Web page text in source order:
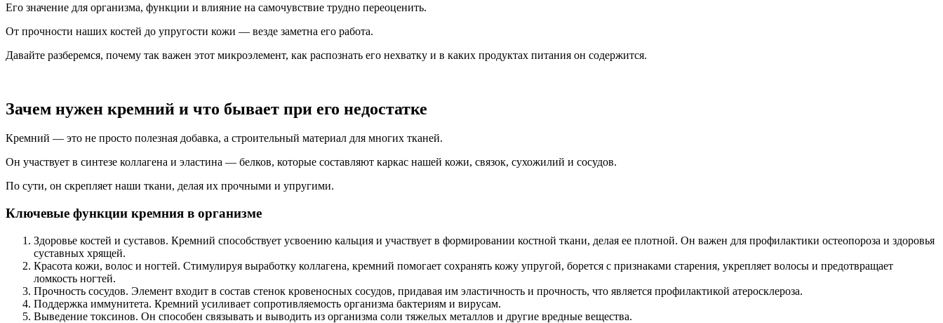
Его значение для организма, функции и влияние на самочувствие трудно переоценить.
От прочности наших костей до упругости кожи — везде заметна его работа.
Давайте разберемся, почему так важен этот микроэлемент, как распознать его нехватку и в каких продуктах питания он содержится.
Зачем нужен кремний и что бывает при его недостатке
Кремний — это не просто полезная добавка, а строительный материал для многих тканей.
Он участвует в синтезе коллагена и эластина — белков, которые составляют каркас нашей кожи, связок, сухожилий и сосудов.
По сути, он скрепляет наши ткани, делая их прочными и упругими.
Ключевые функции кремния в организме
Здоровье костей и суставов. Кремний способствует усвоению кальция и участвует в формировании костной ткани, делая ее плотной. Он важен для профилактики остеопороза и здоровья
суставных хрящей.
Красота кожи, волос и ногтей. Стимулируя выработку коллагена, кремний помогает сохранять кожу упругой, борется с признаками старения, укрепляет волосы и предотвращает
ломкость ногтей.
Прочность сосудов. Элемент входит в состав стенок кровеносных сосудов, придавая им эластичность и прочность, что является профилактикой атеросклероза.
Поддержка иммунитета. Кремний усиливает сопротивляемость организма бактериям и вирусам.
Выведение токсинов. Он способен связывать и выводить из организма соли тяжелых металлов и другие вредные вещества.